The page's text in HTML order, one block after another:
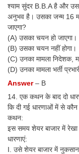
श्याम सुंदर B.B.A है और
अनुभव है। उसका जन्म 16
जाएगा?
(A) उसका चयन हो जाएगा।
(B) उसका चयन नहीं होगा।
(C) उनका मामला निदेशक,
(D) उनका मामला भर्ती
Answer– B
14. एक कथन के बाद दो
कि दी गई धारणाओं में से कौन
कथन:
इस समय शेयर बाजार में
धारणाएं:
I. उसे शेयर बाजार में